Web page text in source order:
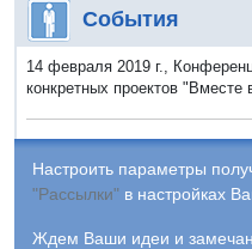
События
14 февраля 2019 г.,
конкретных проектов "Вместе
Настроить параметры
"Рассылки" в настройках
Ждем Ваши идеи и